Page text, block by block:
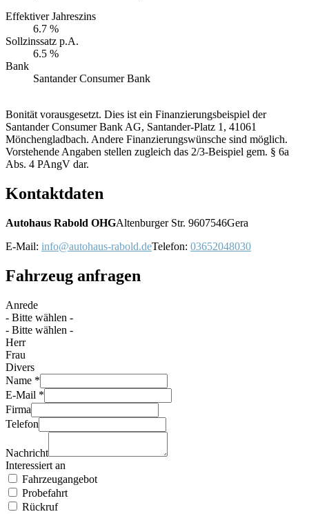
Effektiver Jahreszins
6.7 %
Sollzinssatz p.A.
6.5 %
Bank
Santander Consumer Bank
Bonität vorausgesetzt. Dies ist ein Finanzierungsbeispiel der
Santander Consumer Bank AG, Santander-Platz 1, 41061
Mönchengladbach. Andere Finanzierungswünsche sind möglich.
Vorstehende Angaben stellen zugleich das 2/3-Beispiel gem. § 6a
Abs. 4 PAngV dar.
Kontaktdaten
Autohaus Rabold OHGAltenburger Str. 9607546Gera
E-Mail: info@autohaus-rabold.deTelefon: 03652048030
Fahrzeug anfragen
Anrede
- Bitte wählen -
- Bitte wählen -
Herr
Frau
Divers
Name *
E-Mail *
Firma
Telefon
Nachricht
Interessiert an
Fahrzeugangebot
Probefahrt
Rückruf